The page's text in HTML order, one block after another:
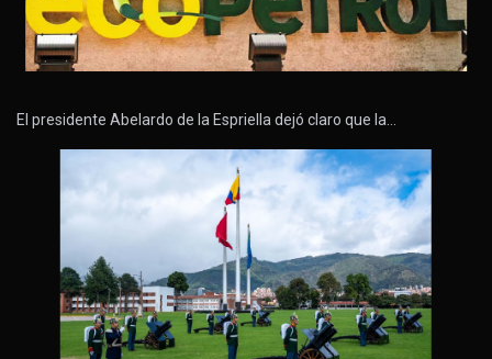
El presidente Abelardo de la Espriella dejó claro que la…